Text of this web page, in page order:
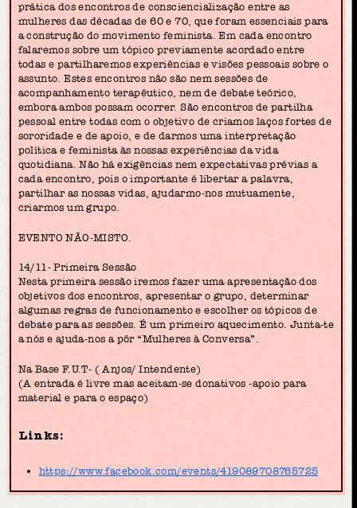
prática dos encontros de consciencialização entre as
mulheres das décadas de 60 e 70, que foram essenciais para
a construção do movimento feminista. Em cada encontro
falaremos sobre um tópico previamente acordado entre
todas e partilharemos experiências e visões pessoais sobre o
assunto. Estes encontros não são nem sessões de
acompanhamento terapêutico, nem de debate teórico,
embora ambos possam ocorrer. São encontros de partilha
pessoal entre todas com o objetivo de criamos laços fortes de
sororidade e de apoio, e de darmos uma interpretação
política e feminista às nossas experiências da vida
quotidiana. Não há exigências nem expectativas prévias a
cada encontro, pois o importante é libertar a palavra,
partilhar as nossas vidas, ajudarmo-nos mutuamente,
criarmos um grupo.
EVENTO NÃO-MISTO.
14/11- Primeira Sessão
Nesta primeira sessão iremos fazer uma apresentação dos
objetivos dos encontros, apresentar o grupo, determinar
algumas regras de funcionamento e escolher os tópicos de
debate para as sessões. É um primeiro aquecimento. Junta-te
a nós e ajuda-nos a pôr “Mulheres à Conversa”.
Na Base F.U.T- ( Anjos/ Intendente)
(A entrada é livre mas aceitam-se donativos -apoio para
material e para o espaço)
Links:
https://www.facebook.com/events/419089708765725